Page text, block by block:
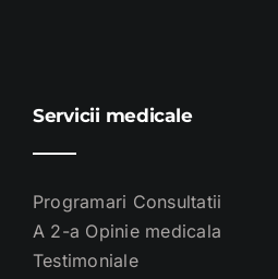
Servicii medicale
Programari Consultatii
A 2-a Opinie medicala
Testimoniale